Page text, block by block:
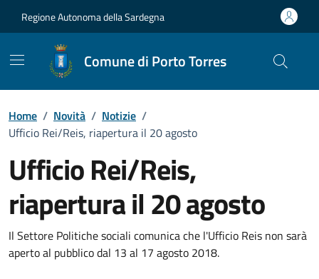
Regione Autonoma della Sardegna
Comune di Porto Torres
Home / Novità / Notizie /
Ufficio Rei/Reis, riapertura il 20 agosto
Ufficio Rei/Reis,
riapertura il 20 agosto
Dettagli della notizia
Il Settore Politiche sociali comunica che l'Ufficio Reis non sarà
aperto al pubblico dal 13 al 17 agosto 2018.